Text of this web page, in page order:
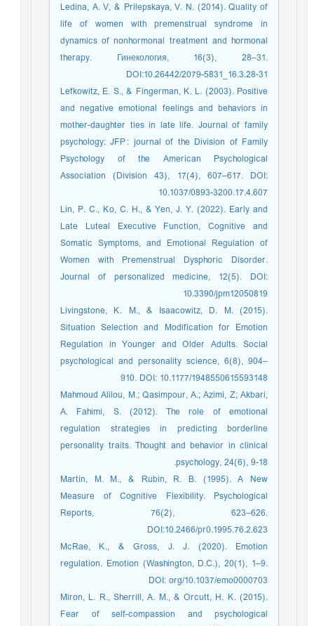
Ledina, A. V, & Prilepskaya, V. N. (2014). Quality of
life of women with premenstrual syndrome in
dynamics of nonhormonal treatment and hormonal
therapy. Гинекология, 16(3), 28–31.
DOI:10.26442/2079-5831_16.3.28-31
Lefkowitz, E. S., & Fingerman, K. L. (2003). Positive
and negative emotional feelings and behaviors in
mother-daughter ties in late life. Journal of family
psychology: JFP : journal of the Division of Family
Psychology of the American Psychological
Association (Division 43), 17(4), 607–617. DOI:
10.1037/0893-3200.17.4.607
Lin, P. C., Ko, C. H., & Yen, J. Y. (2022). Early and
Late Luteal Executive Function, Cognitive and
Somatic Symptoms, and Emotional Regulation of
Women with Premenstrual Dysphoric Disorder.
Journal of personalized medicine, 12(5). DOI:
10.3390/jpm12050819
Livingstone, K. M., & Isaacowitz, D. M. (2015).
Situation Selection and Modification for Emotion
Regulation in Younger and Older Adults. Social
psychological and personality science, 6(8), 904–
910. DOI: 10.1177/1948550615593148
Mahmoud Alilou, M.; Qasimpour, A.; Azimi, Z; Akbari,
A. Fahimi, S. (2012). The role of emotional
regulation strategies in predicting borderline
personality traits. Thought and behavior in clinical
psychology, 24(6), 9-18.
Martin, M. M., & Rubin, R. B. (1995). A New
Measure of Cognitive Flexibility. Psychological
Reports, 76(2), 623–626.
DOI:10.2466/pr0.1995.76.2.623
McRae, K., & Gross, J. J. (2020). Emotion
regulation. Emotion (Washington, D.C.), 20(1), 1–9.
DOI: org/10.1037/emo0000703
Miron, L. R., Sherrill, A. M., & Orcutt, H. K. (2015).
Fear of self-compassion and psychological